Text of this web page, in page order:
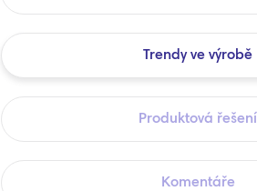
Trendy ve výrobě
Produktová řešení
Komentáře